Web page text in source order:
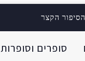
הקצר
סופרים וסופרות